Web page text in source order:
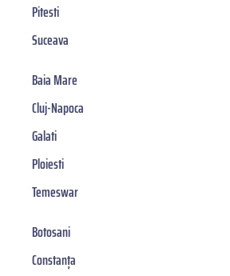
Pitesti
Suceava
Baia Mare
Cluj-Napoca
Galati
Ploiesti
Temeswar
Botosani
Constanța